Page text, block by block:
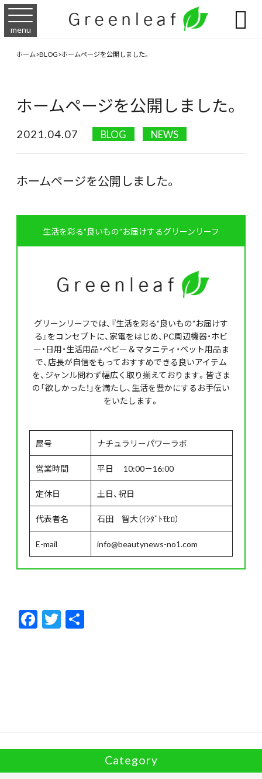
menu 
ホーム>BLOG>ホームページを公開しました。
ホームページを公開しました。
2021.04.07 BLOG NEWS
ホームページを公開しました。
生活を彩る”良いもの”お届けするグリーンリーフ
グリーンリーフでは、『生活を彩る”良いもの”お届けす
る』をコンセプトに、家電をはじめ、PC周辺機器・ホビ
ー・日用・生活用品・ベビー＆マタニティ・ペット用品ま
で、店長が自信をもっておすすめできる良いアイテム
を、ジャンル問わず幅広く取り揃えております。皆さま
の「欲しかった！」を満たし、生活を豊かにするお手伝い
をいたします。
屋号 ナチュラリーパワーラボ
営業時間 平日 10:00－16:00
定休日 土日、祝日
代表者名 石田 智大（ｲｼﾀﾞﾄﾓﾋﾛ）
E-mail info@beautynews-no1.com
F
ac
T
w
Category